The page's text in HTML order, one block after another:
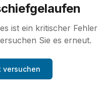
ist ein kritischer Fehler
Sie es erneut.
versuchen